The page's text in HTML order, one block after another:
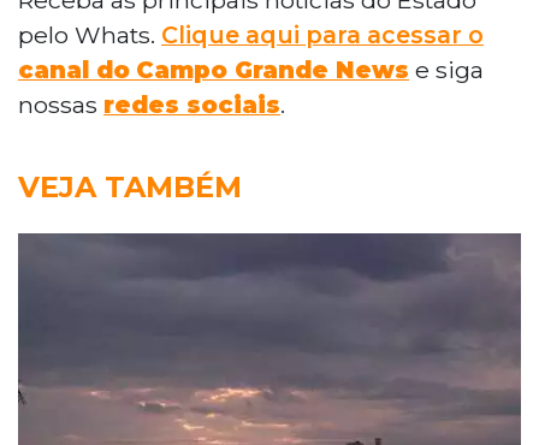
pelo Whats. Clique aqui para acessar o
canal do Campo Grande News e siga
nossas redes sociais.
VEJA TAMBÉM